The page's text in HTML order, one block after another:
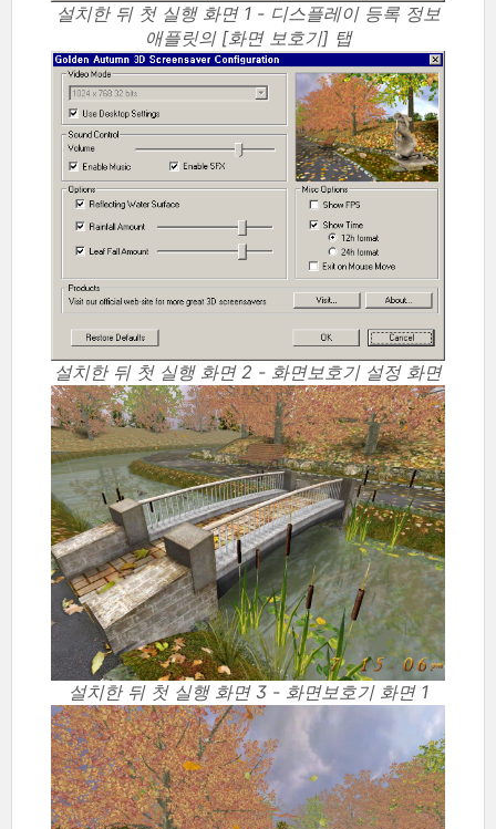
설치한 뒤 첫 실행 화면 1 - 디스플레이 등록 정보
애플릿의 [화면 보호기] 탭
설치한 뒤 첫 실행 화면 2 - 화면보호기 설정 화면
설치한 뒤 첫 실행 화면 3 - 화면보호기 화면 1